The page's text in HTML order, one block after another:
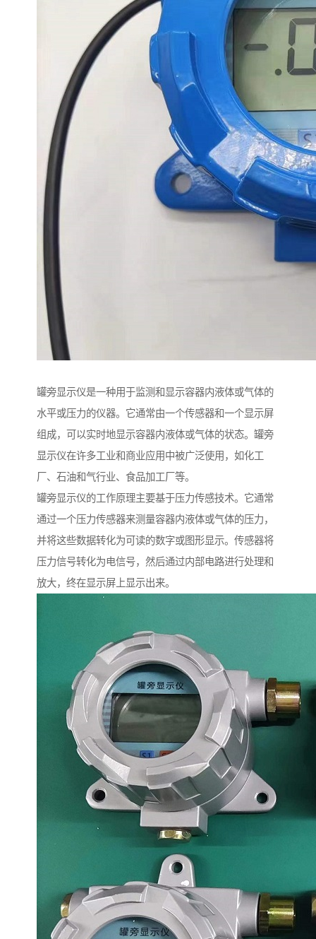
罐旁显示仪是一种用于监测和显示容器内液体或气体的
水平或压力的仪器。它通常由一个传感器和一个显示屏
组成，可以实时地显示容器内液体或气体的状态。罐旁
显示仪在许多工业和商业应用中被广泛使用，如化工
厂、石油和气行业、食品加工厂等。
罐旁显示仪的工作原理主要基于压力传感技术。它通常
通过一个压力传感器来测量容器内液体或气体的压力，
并将这些数据转化为可读的数字或图形显示。传感器将
压力信号转化为电信号，然后通过内部电路进行处理和
放大，终在显示屏上显示出来。